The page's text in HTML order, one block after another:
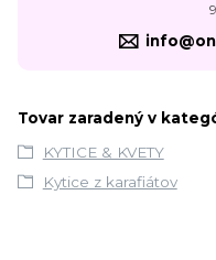
Tovar zaradený v
KYTICE & KVETY
Kytice z karafiátov